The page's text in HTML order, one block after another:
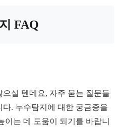
FAQ
실 텐데요, 자주 묻는 질문들
. 누수탐지에 대한 궁금증을
는 데 도움이 되기를 바랍니